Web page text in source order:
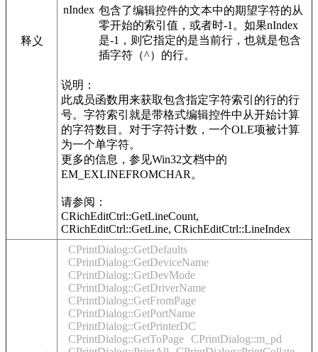
释义
nIndex 包含了编辑控件的文本中的期望字符的从
零开始的索引值，或者时-1。如果nIndex
是-1，则它指定的是当前行，也就是包含
插字符（^）的行。
说明：
此成员函数用来获取包含指定字符索引的行的行
号。字符索引就是带格式编辑控件中从开始计算
的字符数目。对于字符计数，一个OLE项被计算
为一个单字符。
更多的信息，参见Win32文档中的
EM_EXLINEFROMCHAR。
请参阅：
CRichEditCtrl::GetLineCount,
CRichEditCtrl::GetLine, CRichEditCtrl::LineIndex
CPrintDialog::GetDefaults
CPrintDialog::GetDeviceName
CPrintDialog::GetDevMode
CPrintDialog::GetDriverName
CPrintDialog::GetFromPage
CPrintDialog::GetPortName
CPrintDialog::GetPrinterDC
CPrintDialog::GetToPage CPrintDialog::m_pd